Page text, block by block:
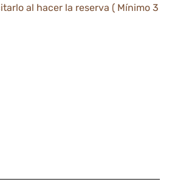
al hacer la reserva ( Mínimo 3